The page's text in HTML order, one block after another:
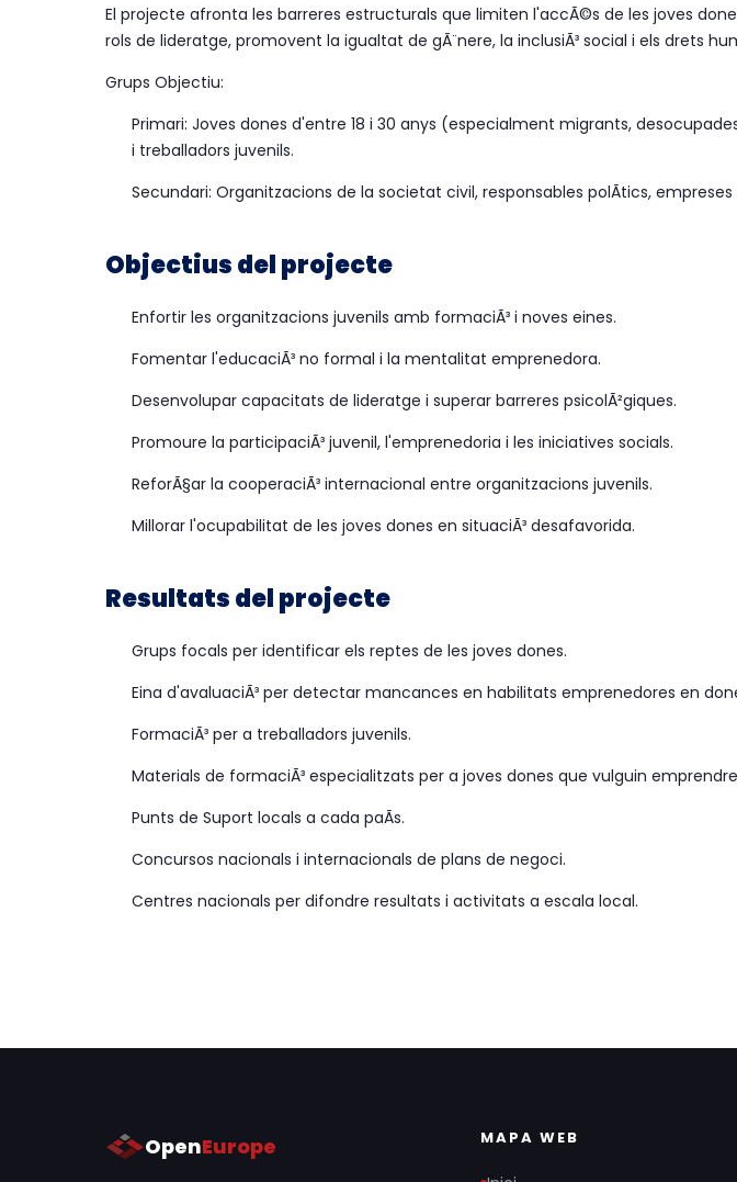
El projecte afronta les barreres estructurals que limiten l'accÃ©s de les joves
rols de lideratge, promovent la igualtat de gÃ¨nere, la inclusiÃ³ social i els drets
Grups Objectiu:
Primari: Joves dones d'entre 18 i 30 anys (especialment migrants,
i treballadors juvenils.
Secundari: Organitzacions de la societat civil, responsables polÃ­tics, empreses
Objectius del projecte
Enfortir les organitzacions juvenils amb formaciÃ³ i noves eines.
Fomentar l'educaciÃ³ no formal i la mentalitat emprenedora.
Desenvolupar capacitats de lideratge i superar barreres psicolÃ²giques.
Promoure la participaciÃ³ juvenil, l'emprenedoria i les iniciatives socials.
ReforÃ§ar la cooperaciÃ³ internacional entre organitzacions juvenils.
Millorar l'ocupabilitat de les joves dones en situaciÃ³ desafavorida.
Resultats del projecte
Grups focals per identificar els reptes de les joves dones.
Eina d'avaluaciÃ³ per detectar mancances en habilitats emprenedores en
FormaciÃ³ per a treballadors juvenils.
Materials de formaciÃ³ especialitzats per a joves dones que vulguin
Punts de Suport locals a cada paÃ­s.
Concursos nacionals i internacionals de plans de negoci.
Centres nacionals per difondre resultats i activitats a escala local.
OpenEurope MAPA WEB